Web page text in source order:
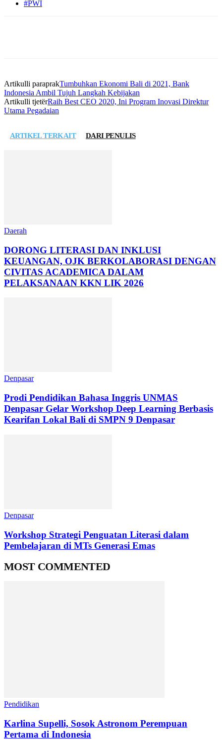
#PWI
Artikulli paraprakTumbuhkan Ekonomi Bali di 2021, Bank
Indonesia Ambil Tujuh Langkah Kebijakan
Artikulli tjetërRaih Best CEO 2020, Ini Program Inovasi Direktur
Utama Pegadaian
ARTIKEL TERKAIT DARI PENULIS
Daerah
DORONG LITERASI DAN INKLUSI
KEUANGAN, OJK BERKOLABORASI DENGAN
CIVITAS ACADEMICA DALAM
PELAKSANAAN KKN LIK 2026
Denpasar
Prodi Pendidikan Bahasa Inggris UNMAS
Denpasar Gelar Workshop Deep Learning Berbasis
Kearifan Lokal Bali di SMPN 9 Denpasar
Denpasar
Workshop Strategi Penguatan Literasi dalam
Pembelajaran di MTs Generasi Emas
MOST COMMENTED
Pendidikan
Karlina Supelli, Sosok Astronom Perempuan
Pertama di Indonesia